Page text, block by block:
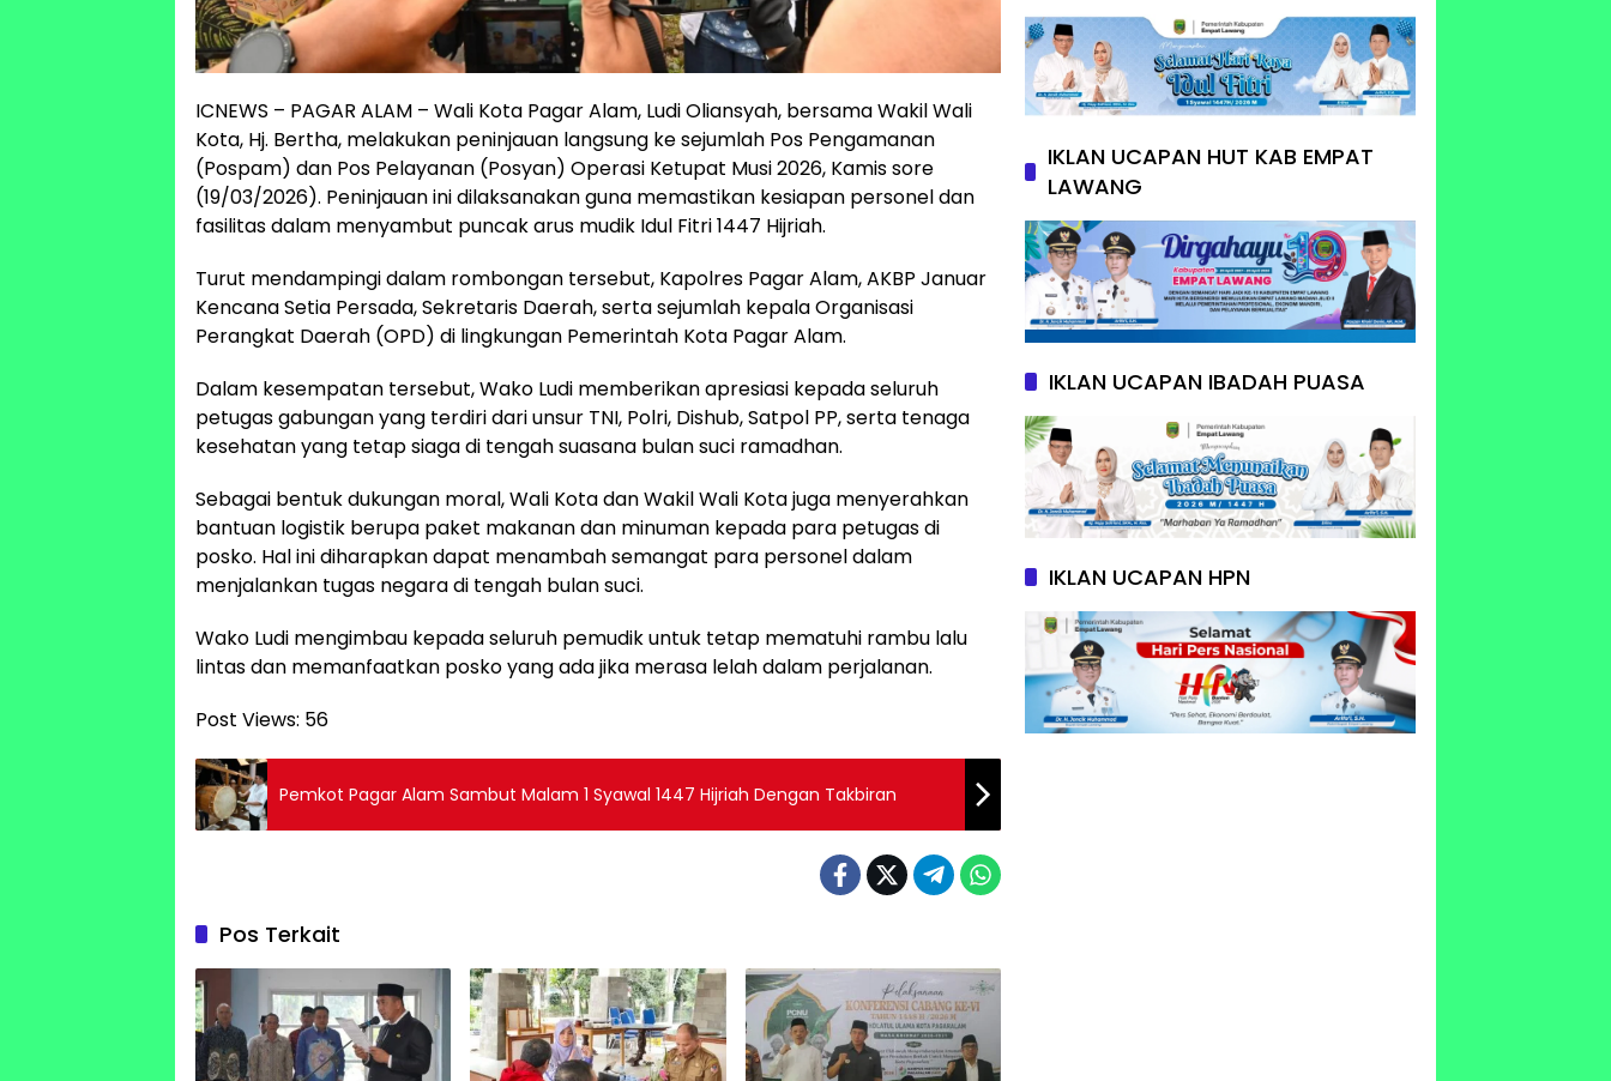
ICNEWS – PAGAR ALAM – Wali Kota Pagar Alam, Ludi Oliansyah, bersama Wakil Wali
Kota, Hj. Bertha, melakukan peninjauan langsung ke sejumlah Pos Pengamanan
(Pospam) dan Pos Pelayanan (Posyan) Operasi Ketupat Musi 2026, Kamis sore
(19/03/2026). Peninjauan ini dilaksanakan guna memastikan kesiapan personel dan
fasilitas dalam menyambut puncak arus mudik Idul Fitri 1447 Hijriah.
Turut mendampingi dalam rombongan tersebut, Kapolres Pagar Alam, AKBP Januar
Kencana Setia Persada, Sekretaris Daerah, serta sejumlah kepala Organisasi
Perangkat Daerah (OPD) di lingkungan Pemerintah Kota Pagar Alam.
Dalam kesempatan tersebut, Wako Ludi memberikan apresiasi kepada seluruh
petugas gabungan yang terdiri dari unsur TNI, Polri, Dishub, Satpol PP, serta tenaga
kesehatan yang tetap siaga di tengah suasana bulan suci ramadhan.
Sebagai bentuk dukungan moral, Wali Kota dan Wakil Wali Kota juga menyerahkan
bantuan logistik berupa paket makanan dan minuman kepada para petugas di
posko. Hal ini diharapkan dapat menambah semangat para personel dalam
menjalankan tugas negara di tengah bulan suci.
Wako Ludi mengimbau kepada seluruh pemudik untuk tetap mematuhi rambu lalu
lintas dan memanfaatkan posko yang ada jika merasa lelah dalam perjalanan.
Post Views: 56
Pemkot Pagar Alam Sambut Malam 1 Syawal 1447 Hijriah Dengan Takbiran
Pos Terkait
IKLAN UCAPAN HUT KAB EMPAT
LAWANG
IKLAN UCAPAN IBADAH PUASA
IKLAN UCAPAN HPN